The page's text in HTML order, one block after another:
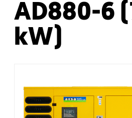
AD880-6
kW)